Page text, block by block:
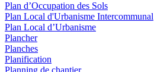
Plan d’Occupation des Sols
Plan Local d'Urbanisme Intercommunal
Plan Local d’Urbanisme
Plancher
Planches
Planification